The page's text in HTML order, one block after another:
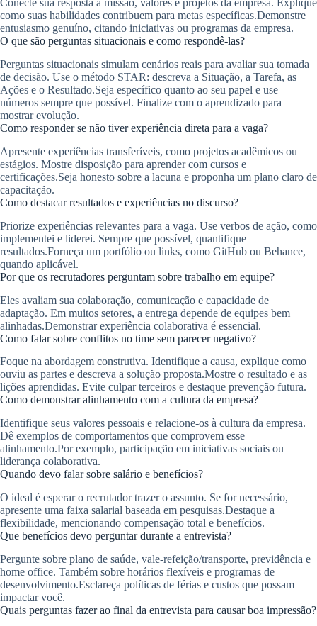
Conecte sua resposta à missão, valores e projetos da empresa. Explique
como suas habilidades contribuem para metas específicas.Demonstre
entusiasmo genuíno, citando iniciativas ou programas da empresa.
O que são perguntas situacionais e como respondê-las?
Perguntas situacionais simulam cenários reais para avaliar sua tomada
de decisão. Use o método STAR: descreva a Situação, a Tarefa, as
Ações e o Resultado.Seja específico quanto ao seu papel e use
números sempre que possível. Finalize com o aprendizado para
mostrar evolução.
Como responder se não tiver experiência direta para a vaga?
Apresente experiências transferíveis, como projetos acadêmicos ou
estágios. Mostre disposição para aprender com cursos e
certificações.Seja honesto sobre a lacuna e proponha um plano claro de
capacitação.
Como destacar resultados e experiências no discurso?
Priorize experiências relevantes para a vaga. Use verbos de ação, como
implementei e liderei. Sempre que possível, quantifique
resultados.Forneça um portfólio ou links, como GitHub ou Behance,
quando aplicável.
Por que os recrutadores perguntam sobre trabalho em equipe?
Eles avaliam sua colaboração, comunicação e capacidade de
adaptação. Em muitos setores, a entrega depende de equipes bem
alinhadas.Demonstrar experiência colaborativa é essencial.
Como falar sobre conflitos no time sem parecer negativo?
Foque na abordagem construtiva. Identifique a causa, explique como
ouviu as partes e descreva a solução proposta.Mostre o resultado e as
lições aprendidas. Evite culpar terceiros e destaque prevenção futura.
Como demonstrar alinhamento com a cultura da empresa?
Identifique seus valores pessoais e relacione-os à cultura da empresa.
Dê exemplos de comportamentos que comprovem esse
alinhamento.Por exemplo, participação em iniciativas sociais ou
liderança colaborativa.
Quando devo falar sobre salário e benefícios?
O ideal é esperar o recrutador trazer o assunto. Se for necessário,
apresente uma faixa salarial baseada em pesquisas.Destaque a
flexibilidade, mencionando compensação total e benefícios.
Que benefícios devo perguntar durante a entrevista?
Pergunte sobre plano de saúde, vale-refeição/transporte, previdência e
home office. Também sobre horários flexíveis e programas de
desenvolvimento.Esclareça políticas de férias e custos que possam
impactar você.
Quais perguntas fazer ao final da entrevista para causar boa impressão?